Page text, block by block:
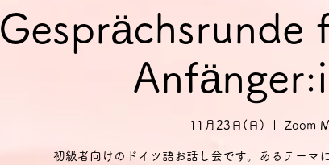
Gesprächsrunde
11月23日(日) Zoom
初級者向けのドイツ語お話し会です。あるテーマ